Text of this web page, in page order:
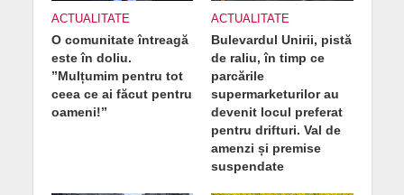
ACTUALITATE
O comunitate întreagă
este în doliu.
”Mulțumim pentru tot
ceea ce ai făcut pentru
oameni!”
ACTUALITATE
Bulevardul Unirii, pistă
de raliu, în timp ce
parcările
supermarketurilor au
devenit locul preferat
pentru drifturi. Val de
amenzi și premise
suspendate